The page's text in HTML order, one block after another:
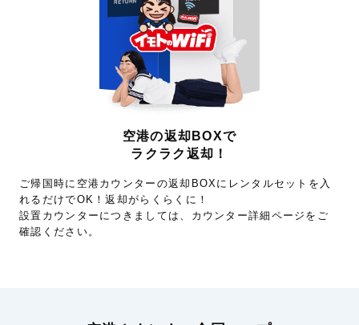
空港の返却BOXで
ラクラク返却！
ご帰国時に空港カウンターの返却BOXにレンタルセットを入
れるだけでOK！返却がらくらくに！
設置カウンターにつきましては、カウンター詳細ページをご
確認ください。